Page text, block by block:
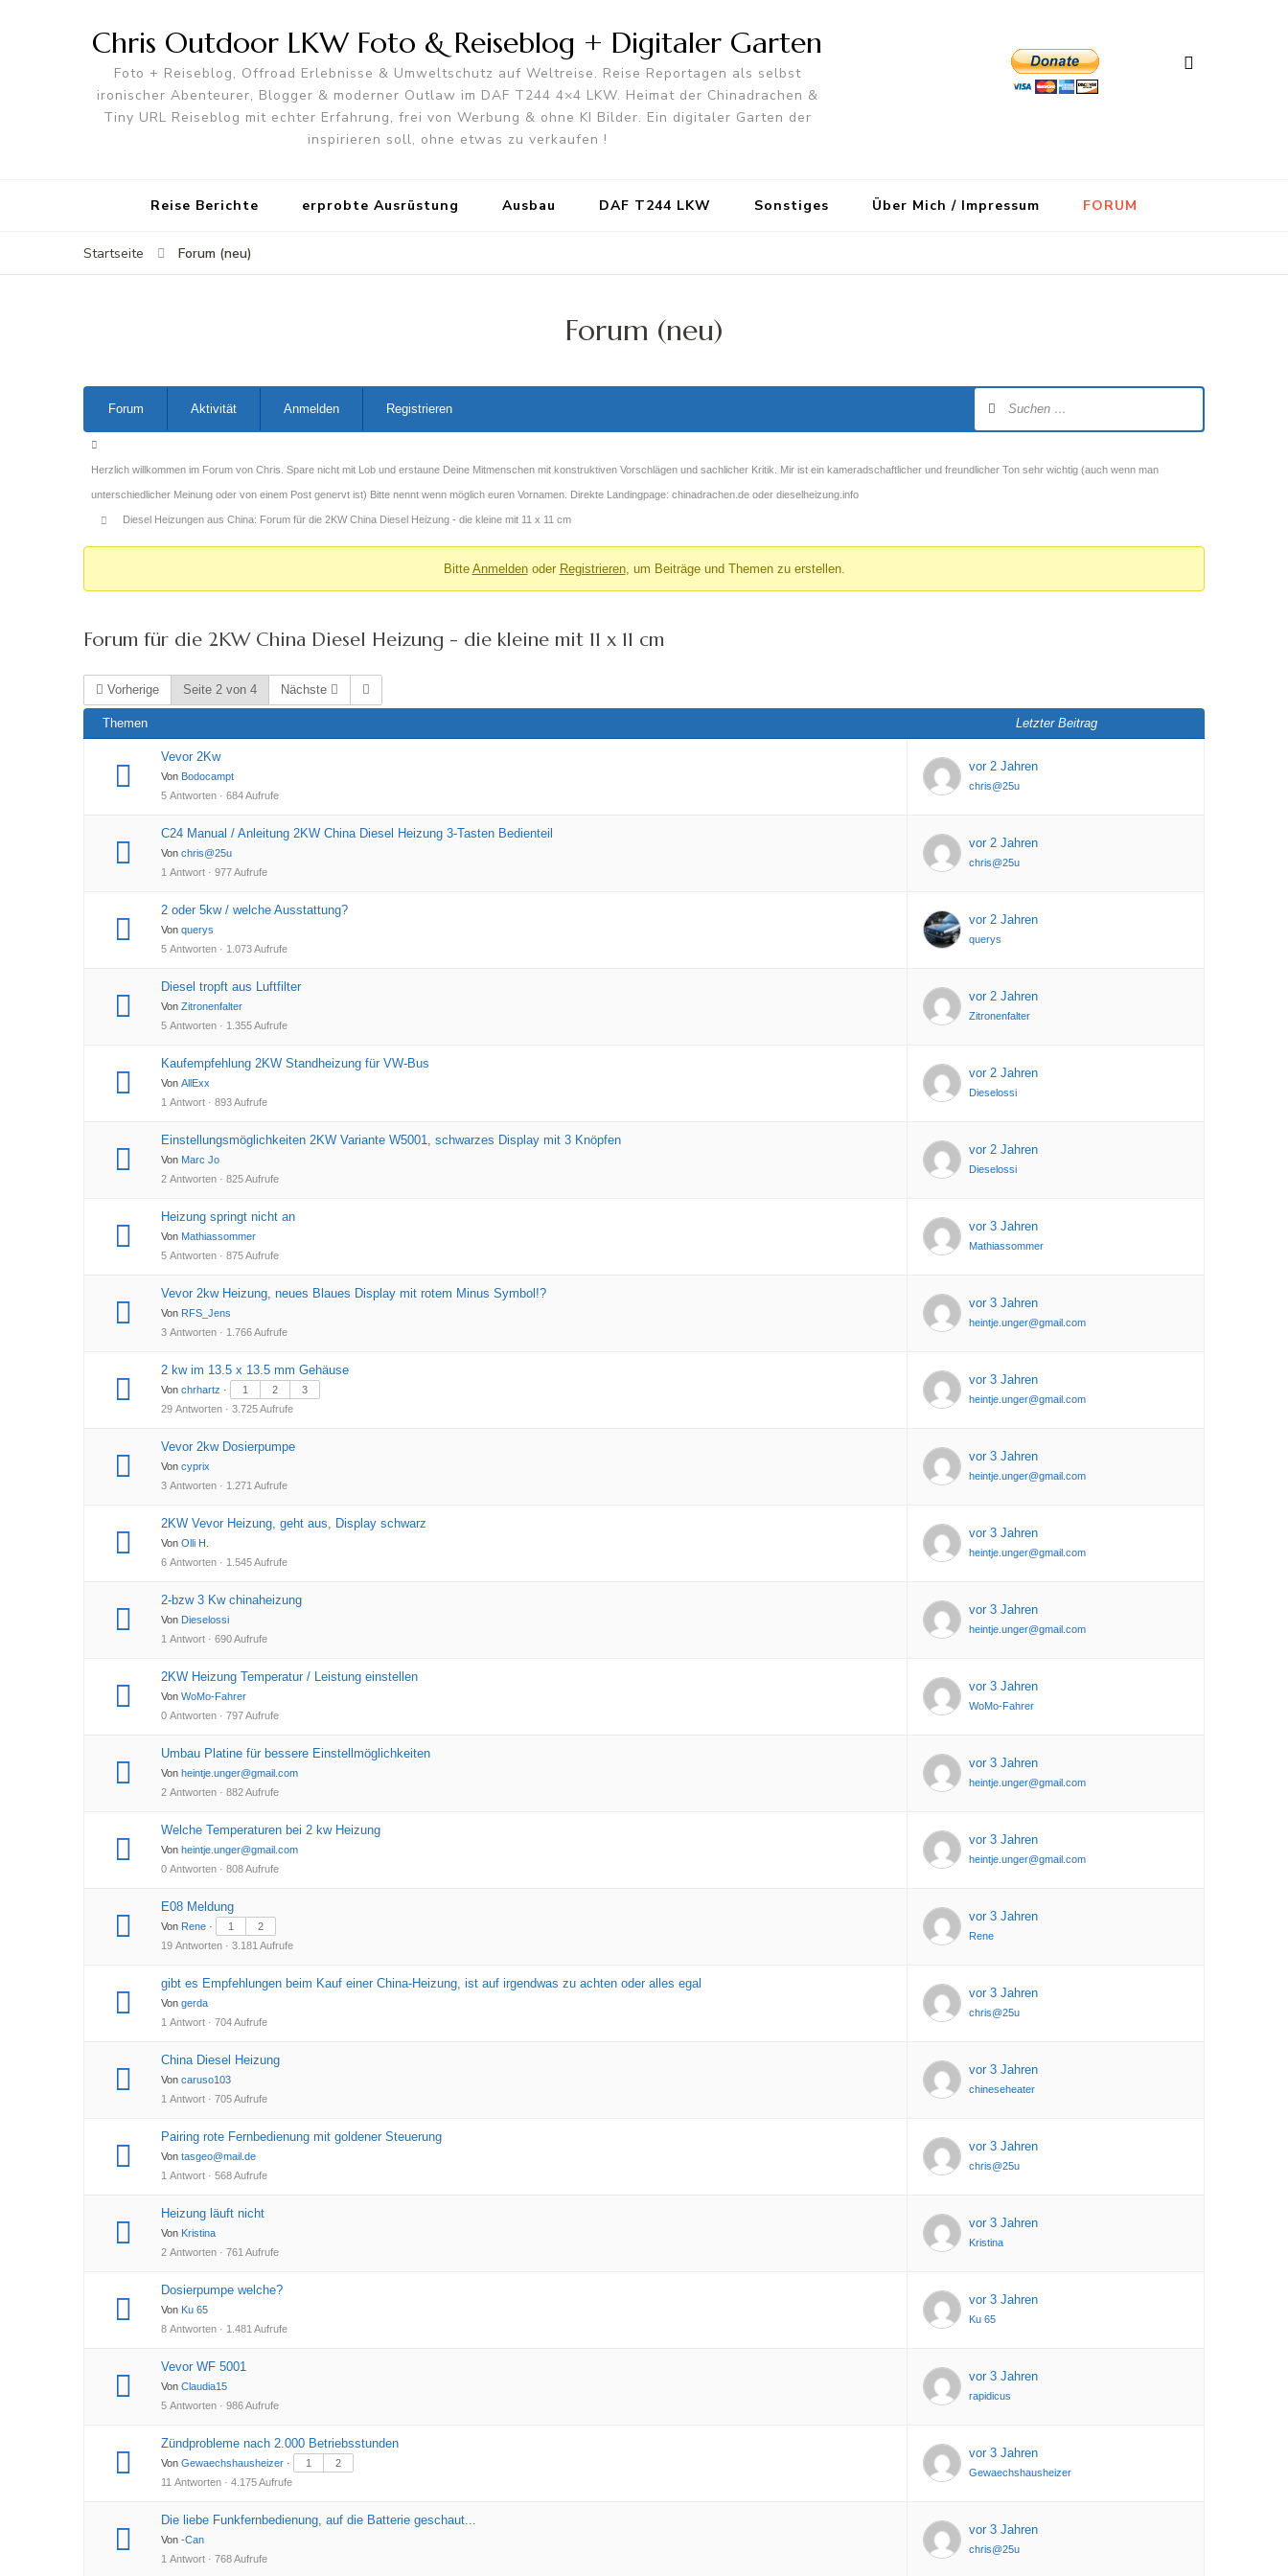
Chris Outdoor LKW Foto & Reiseblog + Digitaler Garten
Foto + Reiseblog, Offroad Erlebnisse & Umweltschutz auf Weltreise. Reise Reportagen als selbst
ironischer Abenteurer, Blogger & moderner Outlaw im DAF T244 4×4 LKW. Heimat der Chinadrachen &
Tiny URL Reiseblog mit echter Erfahrung, frei von Werbung & ohne KI Bilder. Ein digitaler Garten der
inspirieren soll, ohne etwas zu verkaufen !
Reise Berichte erprobte Ausrüstung Ausbau DAF T244 LKW Sonstiges Über Mich / Impressum FORUM
Startseite Forum (neu)
Forum (neu)
Navigation
Forum Aktivität Anmelden Registrieren
Forum-
Breadcrumbs
-
Du
Herzlich willkommen im Forum von Chris. Spare nicht mit Lob und erstaune Deine Mitmenschen mit konstruktiven Vorschlägen und sachlicher Kritik. Mir ist ein kameradschaftlicher und freundlicher Ton sehr wichtig (auch wenn man
unterschiedlicher Meinung oder von einem Post genervt ist) Bitte nennt wenn möglich euren Vornamen. Direkte Landingpage: chinadrachen.de oder dieselheizung.info
Diesel Heizungen aus China: Forum für die 2KW China Diesel Heizung - die kleine mit 11 x 11 cm
Bitte Anmeldenoder Registrieren, um Beiträge und Themen zu erstellen.
Forum für die 2KW China Diesel Heizung - die kleine mit 11 x 11 cm
Vorherige Seite 2 von 4 Nächste
Themen Letzter Beitrag
Vevor 2Kw
Von Bodocampt
5 Antworten · 684 Aufrufe
vor 2 Jahren
chris@25u
C24 Manual / Anleitung 2KW China Diesel Heizung 3-Tasten Bedienteil
Von chris@25u
1 Antwort · 977 Aufrufe
vor 2 Jahren
chris@25u
2 oder 5kw / welche Ausstattung?
Von querys
5 Antworten · 1.073 Aufrufe
vor 2 Jahren
querys
Diesel tropft aus Luftfilter
Von Zitronenfalter
5 Antworten · 1.355 Aufrufe
vor 2 Jahren
Zitronenfalter
Kaufempfehlung 2KW Standheizung für VW-Bus
Von AllExx
1 Antwort · 893 Aufrufe
vor 2 Jahren
Dieselossi
Einstellungsmöglichkeiten 2KW Variante W5001, schwarzes Display mit 3 Knöpfen
Von Marc Jo
2 Antworten · 825 Aufrufe
vor 2 Jahren
Dieselossi
Heizung springt nicht an
Von Mathiassommer
5 Antworten · 875 Aufrufe
vor 3 Jahren
Mathiassommer
Vevor 2kw Heizung, neues Blaues Display mit rotem Minus Symbol!?
Von RFS_Jens
3 Antworten · 1.766 Aufrufe
vor 3 Jahren
heintje.unger@gmail.com
2 kw im 13.5 x 13.5 mm Gehäuse
Von chrhartz · 1 2
3
29 Antworten · 3.725 Aufrufe
vor 3 Jahren
heintje.unger@gmail.com
Vevor 2kw Dosierpumpe
Von cyprix
3 Antworten · 1.271 Aufrufe
vor 3 Jahren
heintje.unger@gmail.com
2KW Vevor Heizung, geht aus, Display schwarz
Von Olli H.
6 Antworten · 1.545 Aufrufe
vor 3 Jahren
heintje.unger@gmail.com
2-bzw 3 Kw chinaheizung
Von Dieselossi
1 Antwort · 690 Aufrufe
vor 3 Jahren
heintje.unger@gmail.com
2KW Heizung Temperatur / Leistung einstellen
Von WoMo-Fahrer
0 Antworten · 797 Aufrufe
vor 3 Jahren
WoMo-Fahrer
Umbau Platine für bessere Einstellmöglichkeiten
Von heintje.unger@gmail.com
2 Antworten · 882 Aufrufe
vor 3 Jahren
heintje.unger@gmail.com
Welche Temperaturen bei 2 kw Heizung
Von heintje.unger@gmail.com
0 Antworten · 808 Aufrufe
vor 3 Jahren
heintje.unger@gmail.com
E08 Meldung
Von Rene · 1
2
19 Antworten · 3.181 Aufrufe
vor 3 Jahren
Rene
gibt es Empfehlungen beim Kauf einer China-Heizung, ist auf irgendwas zu achten oder alles egal
Von gerda
1 Antwort · 704 Aufrufe
vor 3 Jahren
chris@25u
China Diesel Heizung
Von caruso103
1 Antwort · 705 Aufrufe
vor 3 Jahren
chineseheater
Pairing rote Fernbedienung mit goldener Steuerung
Von tasgeo@mail.de
1 Antwort · 568 Aufrufe
vor 3 Jahren
chris@25u
Heizung läuft nicht
Von Kristina
2 Antworten · 761 Aufrufe
vor 3 Jahren
Kristina
Dosierpumpe welche?
Von Ku 65
8 Antworten · 1.481 Aufrufe
vor 3 Jahren
Ku 65
Vevor WF 5001
Von Claudia15
5 Antworten · 986 Aufrufe
vor 3 Jahren
rapidicus
Zündprobleme nach 2.000 Betriebsstunden
Von Gewaechshausheizer · 1
2
11 Antworten · 4.175 Aufrufe
vor 3 Jahren
Gewaechshausheizer
Die liebe Funkfernbedienung, auf die Batterie geschaut...
Von -Can
1 Antwort · 768 Aufrufe
vor 3 Jahren
chris@25u